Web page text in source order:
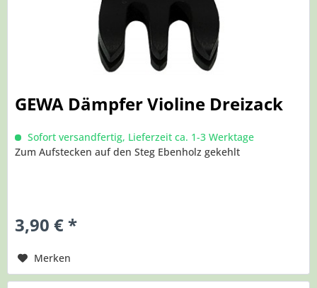
GEWA Dämpfer Violine Dreizack
Sofort versandfertig, Lieferzeit ca. 1-3 Werktage
Zum Aufstecken auf den Steg Ebenholz gekehlt
3,90 € *
Merken